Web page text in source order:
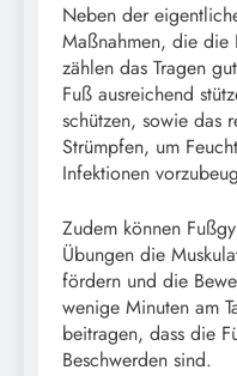
Neben der
Maßnahmen, die die
zählen das Tragen
Fuß ausreichend
schützen, sowie das
Strümpfen, um
Infektionen
Zudem können
Übungen die
fördern und die
wenige Minuten am
beitragen, dass die
Beschwerden sind.